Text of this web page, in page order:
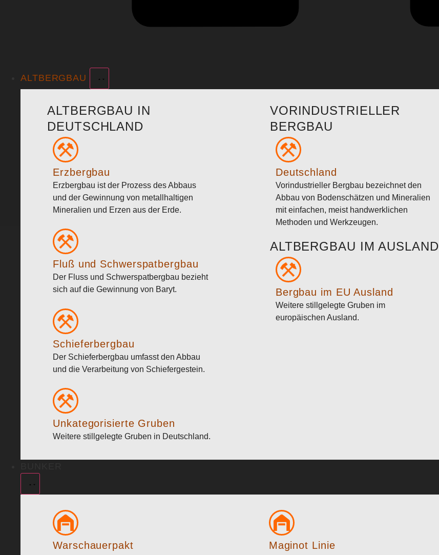
ALTBERGBAU
ALTBERGBAU IN
DEUTSCHLAND
Erzbergbau
Erzbergbau ist der Prozess des Abbaus
und der Gewinnung von metallhaltigen
Mineralien und Erzen aus der Erde.
Fluß und Schwerspatbergbau
Der Fluss und Schwerspatbergbau bezieht
sich auf die Gewinnung von Baryt.
Schieferbergbau
Der Schieferbergbau umfasst den Abbau
und die Verarbeitung von Schiefergestein.
Unkategorisierte Gruben
Weitere stillgelegte Gruben in Deutschland.
VORINDUSTRIELLER
BERGBAU
Deutschland
Vorindustrieller Bergbau bezeichnet den
Abbau von Bodenschätzen und Mineralien
mit einfachen, meist handwerklichen
Methoden und Werkzeugen.
ALTBERGBAU IM AUSLAND
Bergbau im EU Ausland
Weitere stillgelegte Gruben im
europäischen Ausland.
Warschauerpakt Maginot Linie